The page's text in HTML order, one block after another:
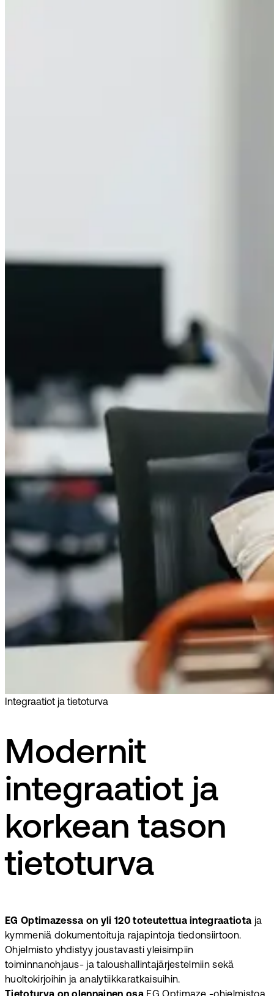
Integraatiot ja tietoturva
Modernit
integraatiot ja
korkean tason
tietoturva
EG Optimazessa on yli 120 toteutettua integraatiota ja
kymmeniä dokumentoituja rajapintoja tiedonsiirtoon.
Ohjelmisto yhdistyy joustavasti yleisimpiin
toiminnanohjaus- ja taloushallintajärjestelmiin sekä
huoltokirjoihin ja analytiikkaratkaisuihin.